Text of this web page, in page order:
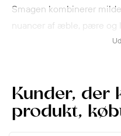
Smagen kombinerer
nuancer af æble, pære og
hvilket giver en rund og
kinesisk baijiu, hvor fokus
tilgængelighed uden at
Kunder, der
produkt,